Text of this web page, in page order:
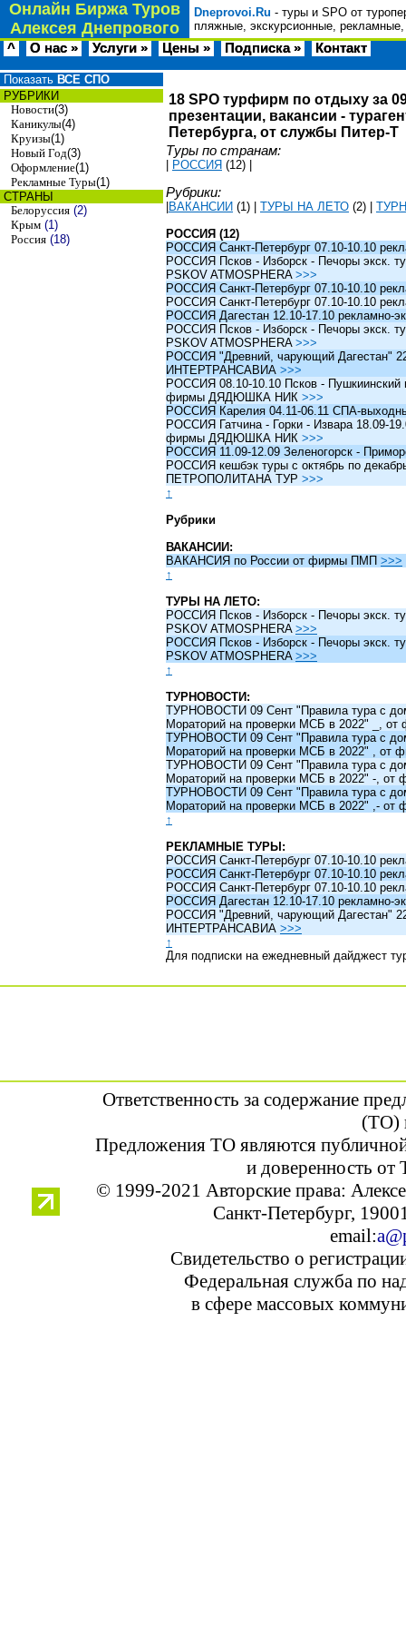
Онлайн Биржа Туров
Алексея Днепрового
Dneprovoi.Ru - туры и SPO от
пляжные, экскурсионные,
^ О нас » Услуги » Цены » Подписка » Контакт
Показать ВСЕ СПО
РУБРИКИ
Новости(3)
Каникулы(4)
Круизы(1)
Новый Год(3)
Оформление(1)
Рекламные Туры(1)
СТРАНЫ
Белоруссия (2)
Крым (1)
Россия (18)
18 SPO турфирм по отдыху за
презентации, вакансии -
Петербурга, от службы Питер-Т
Туры по странам:
РОССИЯ (12)
Рубрики:
ВАКАНСИИ (1) ТУРЫ НА ЛЕТО (2)
РОССИЯ (12)
РОССИЯ Санкт-Петербург 07.10-10.10
РОССИЯ Псков - Изборск - Печоры экск.
PSKOV ATMOSPHERA >>>
РОССИЯ Санкт-Петербург 07.10-10.10
РОССИЯ Санкт-Петербург 07.10-10.10
РОССИЯ Дагестан 12.10-17.10 рекламно-
РОССИЯ Псков - Изборск - Печоры экск.
PSKOV ATMOSPHERA >>>
РОССИЯ "Древний, чарующий Дагестан"
ИНТЕРТРАНСАВИА >>>
РОССИЯ 08.10-10.10 Псков - Пушкиинский
фирмы ДЯДЮШКА НИК >>>
РОССИЯ Карелия 04.11-06.11 СПА-
РОССИЯ Гатчина - Горки - Извара 18.09-
фирмы ДЯДЮШКА НИК >>>
РОССИЯ 11.09-12.09 Зеленогорск -
РОССИЯ кешбэк туры c октябрь по
ПЕТРОПОЛИТАНА ТУР >>>
↑
Рубрики
ВАКАНСИИ:
ВАКАНСИЯ по России от фирмы ПМП >>>
↑
ТУРЫ НА ЛЕТО:
РОССИЯ Псков - Изборск - Печоры экск.
PSKOV ATMOSPHERA >>>
РОССИЯ Псков - Изборск - Печоры экск.
PSKOV ATMOSPHERA >>>
↑
ТУРНОВОСТИ:
ТУРНОВОСТИ 09 Сент "Правила тура с
Мораторий на проверки МСБ в 2022" _,
ТУРНОВОСТИ 09 Сент "Правила тура с
Мораторий на проверки МСБ в 2022" ,
ТУРНОВОСТИ 09 Сент "Правила тура с
Мораторий на проверки МСБ в 2022" -,
ТУРНОВОСТИ 09 Сент "Правила тура с
Мораторий на проверки МСБ в 2022" ,-
↑
РЕКЛАМНЫЕ ТУРЫ:
РОССИЯ Санкт-Петербург 07.10-10.10
РОССИЯ Санкт-Петербург 07.10-10.10
РОССИЯ Санкт-Петербург 07.10-10.10
РОССИЯ Дагестан 12.10-17.10 рекламно-
РОССИЯ "Древний, чарующий Дагестан"
ИНТЕРТРАНСАВИА >>>
↑
Для подписки на ежедневный дайджест
Ответственность за содержание
(ТО)
Предложения ТО являются
и доверенность от
© 1999-2021 Авторские права:
Санкт-Петербург,
email:
Свидетельство о
Федеральная служба по
в сфере массовых